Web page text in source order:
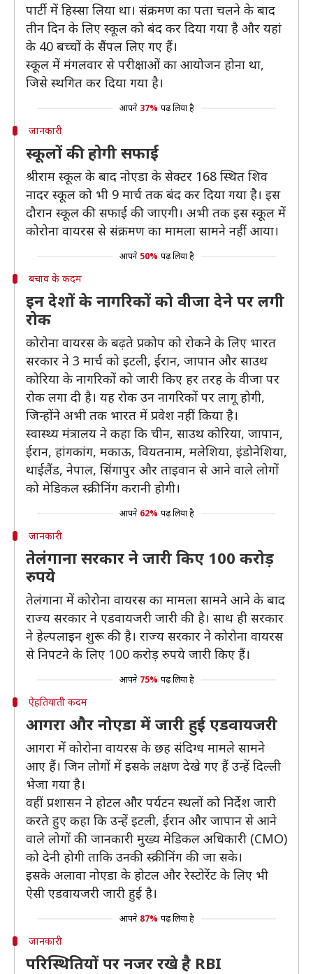
पार्टी में हिस्सा लिया था। संक्रमण का पता चलने के बाद
तीन दिन के लिए स्कूल को बंद कर दिया गया है और यहां
के 40 बच्चों के सैंपल लिए गए हैं।
स्कूल में मंगलवार से परीक्षाओं का आयोजन होना था,
जिसे स्थगित कर दिया गया है।
आपने 37% पढ़ लिया है
जानकारी
स्कूलों की होगी सफाई
श्रीराम स्कूल के बाद नोएडा के सेक्टर 168 स्थित शिव
नादर स्कूल को भी 9 मार्च तक बंद कर दिया गया है। इस
दौरान स्कूल की सफाई की जाएगी। अभी तक इस स्कूल में
कोरोना वायरस से संक्रमण का मामला सामने नहीं आया।
आपने 50% पढ़ लिया है
बचाव के कदम
इन देशों के नागरिकों को वीजा देने पर लगी
रोक
कोरोना वायरस के बढ़ते प्रकोप को रोकने के लिए भारत
सरकार ने 3 मार्च को इटली, ईरान, जापान और साउथ
कोरिया के नागरिकों को जारी किए हर तरह के वीजा पर
रोक लगा दी है। यह रोक उन नागरिकों पर लागू होगी,
जिन्होंने अभी तक भारत में प्रवेश नहीं किया है।
स्वास्थ्य मंत्रालय ने कहा कि चीन, साउथ कोरिया, जापान,
ईरान, हांगकांग, मकाऊ, वियतनाम, मलेशिया, इंडोनेशिया,
थाईलैंड, नेपाल, सिंगापुर और ताइवान से आने वाले लोगों
को मेडिकल स्क्रीनिंग करानी होगी।
आपने 62% पढ़ लिया है
जानकारी
तेलंगाना सरकार ने जारी किए 100 करोड़
रुपये
तेलंगाना में कोरोना वायरस का मामला सामने आने के बाद
राज्य सरकार ने एडवायजरी जारी की है। साथ ही सरकार
ने हेल्पलाइन शुरू की है। राज्य सरकार ने कोरोना वायरस
से निपटने के लिए 100 करोड़ रुपये जारी किए हैं।
आपने 75% पढ़ लिया है
ऐहतियाती कदम
आगरा और नोएडा में जारी हुई एडवायजरी
आगरा में कोरोना वायरस के छह संदिग्ध मामले सामने
आए हैं। जिन लोगों में इसके लक्षण देखे गए हैं उन्हें दिल्ली
भेजा गया है।
वहीं प्रशासन ने होटल और पर्यटन स्थलों को निर्देश जारी
करते हुए कहा कि उन्हें इटली, ईरान और जापान से आने
वाले लोगों की जानकारी मुख्य मेडिकल अधिकारी (CMO)
को देनी होगी ताकि उनकी स्क्रीनिंग की जा सके।
इसके अलावा नोएडा के होटल और रेस्टोरेंट के लिए भी
ऐसी एडवायजरी जारी हुई है।
आपने 87% पढ़ लिया है
जानकारी
परिस्थितियों पर नजर रखे है RBI